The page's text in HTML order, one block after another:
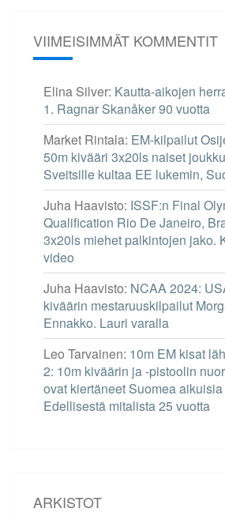
VIIMEISIMMÄT KOMMENTIT
Elina Silver: Kautta-aikojen
1. Ragnar Skanåker 90 vuotta
Market Rintala: EM-kilpailut
50m kivääri 3x20ls naiset
Sveitsille kultaa EE lukemin,
Juha Haavisto: ISSF:n Final
Qualification Rio De Janeiro,
3x20ls miehet palkintojen jako.
video
Juha Haavisto: NCAA 2024:
kiväärin mestaruuskilpailut
Ennakko. Lauri varalla
Leo Tarvainen: 10m EM kisat
2: 10m kiväärin ja -pistoolin
ovat kiertäneet Suomea
Edellisestä mitalista 25 vuotta
ARKISTOT